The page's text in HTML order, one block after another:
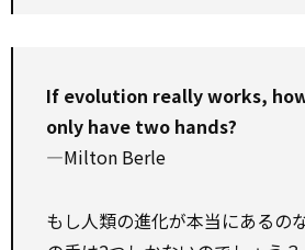
If evolution really works,
only have two hands?
—Milton Berle
もし人類の進化が本当にあるの